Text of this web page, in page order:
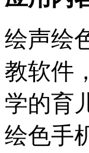
绘声绘
教软件
学的育
绘色手